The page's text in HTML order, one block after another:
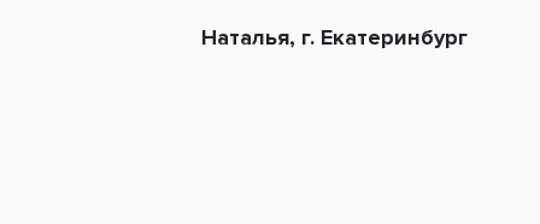
Наталья, г. Екатеринбург